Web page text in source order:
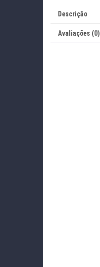
Descrição
Avaliações (0)